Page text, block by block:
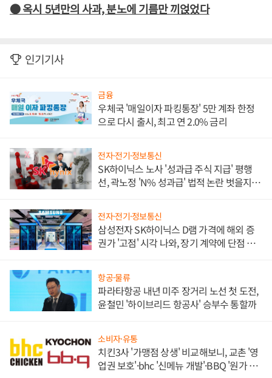
● 옥시 5년만의 사과, 분노에 기름만 끼얹었다
인기기사
금융
우체국 '매일이자 파킹통장' 5만 계좌 한정
으로 다시 출시, 최고 연 2.0% 금리
전자·전기·정보통신
SK하이닉스 노사 '성과급 주식 지급' 평행
선, 곽노정 'N% 성과급' 법적 논란 벗을지 주
전자·전기·정보통신
삼성전자 SK하이닉스 D램 가격에 해외 증
권가 '고점' 시각 나와, 장기 계약에 단점 부
항공·물류
파라타항공 내년 미주 장거리 노선 첫 도전,
윤철민 '하이브리드 항공사' 승부수 통할까
소비자·유통
치킨3사 '가맹점 상생' 비교해보니, 교촌 '영
업권 보호'·bhc '신메뉴 개발'·BBQ '원가 부